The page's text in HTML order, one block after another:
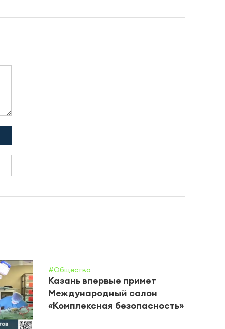
#Общество
Казань впервые примет
Международный салон
«Комплексная безопасность»